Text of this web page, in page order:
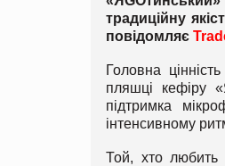
традиційну
повідомляє
Головна
пляшці кефіру
підтримка
інтенсивному
Той, хто любить